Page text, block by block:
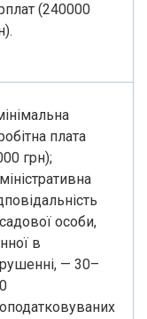
(240000
плата
грн);
особи,
в
— 30–